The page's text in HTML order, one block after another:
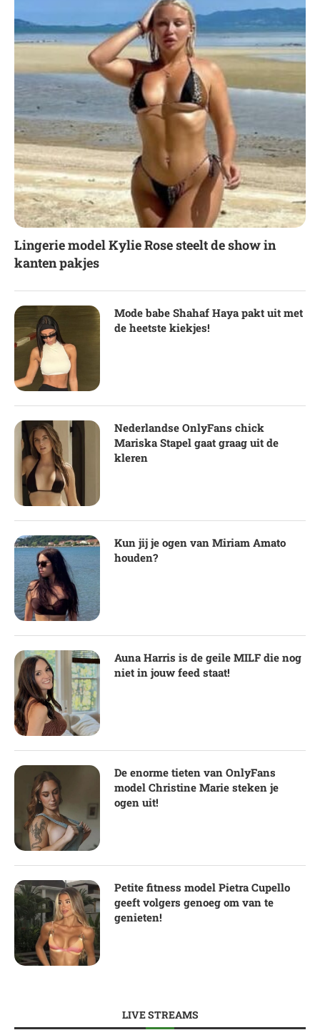
Lingerie model Kylie Rose steelt de show in
kanten pakjes
Mode babe Shahaf Haya pakt uit met
de heetste kiekjes!
Nederlandse OnlyFans chick
Mariska Stapel gaat graag uit de
kleren
Kun jij je ogen van Miriam Amato
houden?
Auna Harris is de geile MILF die nog
niet in jouw feed staat!
De enorme tieten van OnlyFans
model Christine Marie steken je
ogen uit!
Petite fitness model Pietra Cupello
geeft volgers genoeg om van te
genieten!
LIVE STREAMS